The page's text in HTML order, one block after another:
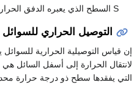
S السطح الذي يعبره الدفق
التوصيل الحراري للسوائل
إن قياس التوصيلية الحرارية
التي يفقدها سطح ذو درجة حرارة